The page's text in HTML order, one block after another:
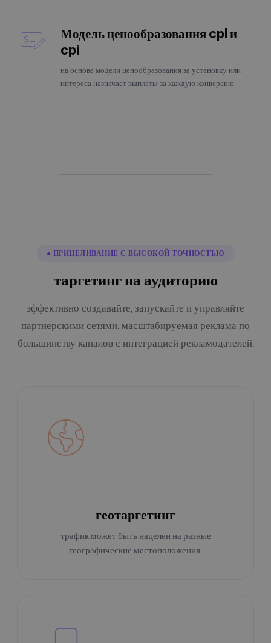
Модель ценообразования cpl и
cpi
на основе модели ценообразования за установку или
интереса назначает выплаты за каждую конверсию.
● ПРИЦЕЛИВАНИЕ С ВЫСОКОЙ ТОЧНОСТЬЮ
таргетинг на аудиторию
эффективно создавайте, запускайте и управляйте
партнерскими сетями. масштабируемая реклама по
большинству каналов с интеграцией рекламодателей.
геотаргетинг
трафик может быть нацелен на разные
географические местоположения.